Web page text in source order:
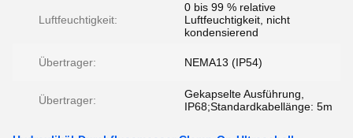
Luftfeuchtigkeit:
0 bis 99 % relative
Luftfeuchtigkeit, nicht
kondensierend
Übertrager: NEMA13 (IP54)
Übertrager:
Gekapselte Ausführung,
IP68;Standardkabellänge: 5m